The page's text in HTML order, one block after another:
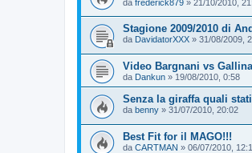
da frederick879 » 21/10/2010,
Stagione 2009/2010 di
da DavidatorXXX » 31/08/2009,
Video Bargnani vs
da Dankun » 19/08/2010, 0:58
Senza la giraffa quali
da benny » 31/07/2010, 20:02
Best Fit for il MAGO!!!
da CARTMAN » 06/07/2010,